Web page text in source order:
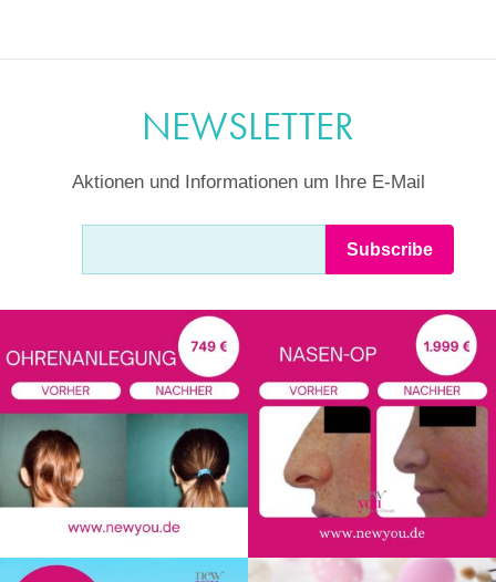
NEWSLETTER
Aktionen und Informationen um Ihre E-Mail